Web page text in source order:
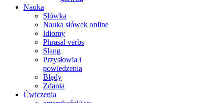
Nauka
Słówka
Nauka słówek online
Idiomy
Phrasal verbs
Slang
Przysłowia i
powiedzenia
Błędy
Zdania
Ćwiczenia